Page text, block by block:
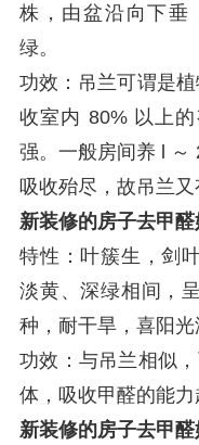
株，由盆沿向下垂
绿。
功效：吊兰可谓是
收室内 80% 以上
强。一般房间养 l ～
吸收殆尽，故吊兰又
新装修的房子去甲
特性：叶簇生，剑
淡黄、深绿相间，
种，耐干旱，喜阳光
功效：与吊兰相似
体，吸收甲醛的能力
新装修的房子去甲